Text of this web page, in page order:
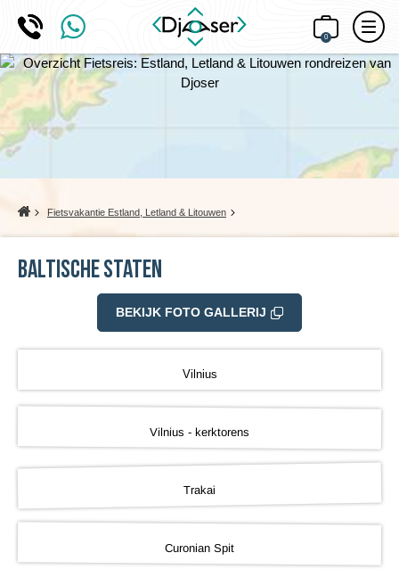
0
Home Fietsvakantie Estland, Letland & Litouwen
Baltische Staten
BEKIJK FOTO GALLERIJ
Vilnius
Vilnius - kerktorens
Trakai
Curonian Spit